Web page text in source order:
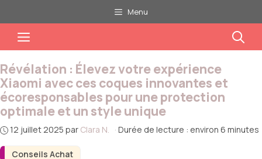
au
contenu
Menu
Menu
Conseils Achat
Révélation : Élevez votre expérience
Xiaomi avec ces coques innovantes et
écoresponsables pour une protection
optimale et un style unique
12 juillet 2025 par Clara N. · Durée de lecture : environ 6 minutes